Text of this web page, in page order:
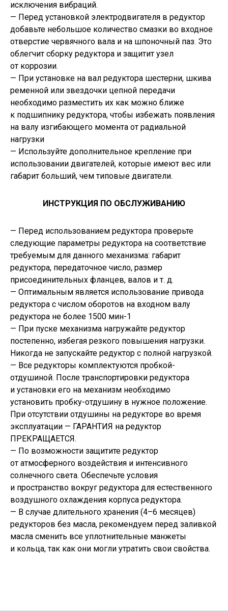
исключения вибраций.
— Перед установкой электродвигателя в редуктор
добавьте небольшое количество смазки во входное
отверстие червячного вала и на шпоночный паз. Это
облегчит сборку редуктора и защитит узел
от коррозии.
— При установке на вал редуктора шестерни, шкива
ременной или звездочки цепной передачи
необходимо разместить их как можно ближе
к подшипнику редуктора, чтобы избежать появления
на валу изгибающего момента от радиальной
нагрузки
— Используйте дополнительное крепление при
использовании двигателей, которые имеют вес или
габарит больший, чем типовые двигатели.
ИНСТРУКЦИЯ ПО ОБСЛУЖИВАНИЮ
— Перед использованием редуктора проверьте
следующие параметры редуктора на соответствие
требуемым для данного механизма: габарит
редуктора, передаточное число, размер
присоединительных фланцев, валов и т. д.
— Оптимальным является использование привода
редуктора с числом оборотов на входном валу
редуктора не более 1500 мин-1
— При пуске механизма нагружайте редуктор
постепенно, избегая резкого повышения нагрузки.
Никогда не запускайте редуктор с полной нагрузкой.
— Все редукторы комплектуются пробкой-
отдушиной. После транспортировки редуктора
и установки его на механизм необходимо
установить пробку-отдушину в нужное положение.
При отсутствии отдушины на редукторе во время
эксплуатации — ГАРАНТИЯ на редуктор
ПРЕКРАЩАЕТСЯ.
— По возможности защитите редуктор
от атмосферного воздействия и интенсивного
солнечного света. Обеспечьте условия
и пространство вокруг редуктора для естественного
воздушного охлаждения корпуса редуктора.
— В случае длительного хранения (4–6 месяцев)
редукторов без масла, рекомендуем перед заливкой
масла сменить все уплотнительные манжеты
и кольца, так как они могли утратить свои свойства.